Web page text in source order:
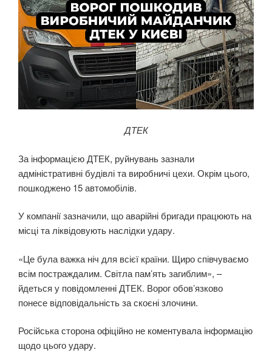
ДТЕК
За інформацією ДТЕК, руйнувань зазнали
адміністративні будівлі та виробничі цехи. Окрім цього,
пошкоджено 15 автомобілів.
У компанії зазначили, що аварійні бригади працюють на
місці та ліквідовують наслідки удару.
«Це була важка ніч для всієї країни. Щиро співчуваємо
всім постраждалим. Світла пам’ять загиблим», –
йдеться у повідомленні ДТЕК. Ворог обов’язково
понесе відповідальність за скоєні злочини.
Російська сторона офіційно не коментувала інформацію
щодо цього удару.